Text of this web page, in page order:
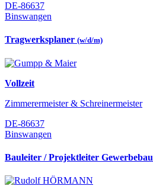
DE-86637
Binswangen
Tragwerksplaner (w/d/m)
Vollzeit
Zimmerermeister & Schreinermeister
DE-86637
Binswangen
Bauleiter / Projektleiter Gewerbebau